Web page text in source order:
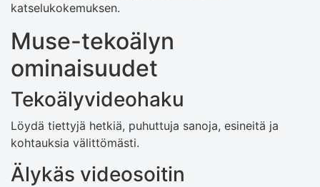
katselukokemuksen.
Muse-tekoälyn
ominaisuudet
Tekoälyvideohaku
Löydä tiettyjä hetkiä, puhuttuja sanoja, esineitä ja
kohtauksia välittömästi.
Älykäs videosoitin